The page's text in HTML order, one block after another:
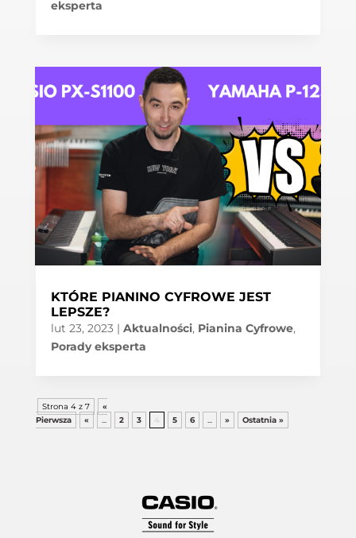
eksperta
KTÓRE PIANINO CYFROWE JEST
LEPSZE?
lut 23, 2023| Aktualności, Pianina Cyfrowe,
Porady eksperta
Strona 4 z 7
«
Pierwsza
« ... 2 3 5 6 ... » Ostatnia »